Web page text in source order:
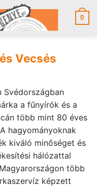
0
Vecsés
Svédországban
a fűnyírók és a
több mint 80 éves
hagyományoknak
kiváló minőséget és
hálózattal
több
képzett